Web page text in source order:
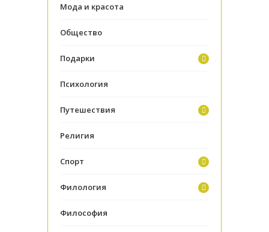
Мода и красота
Общество
Подарки
Психология
Путешествия
Религия
Спорт
Филология
Философия